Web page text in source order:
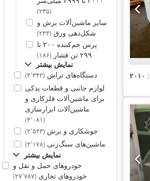
(۲۳۵)
سایر ماشین‌آلات برش و
شکل‌دهی ورق(۲۳۳)
پرس خم‌کننده ۲۰۰ تا
۲۹۹ تن فشار
(۱۸۶)
نمایش بیشتر
دستگاه‌های تراش(۴٬۳۴۲)
لوازم جانبی و قطعات یدکی
برای ماشین‌آلات فلزکاری و
ماشین‌آلات ابزارسازی
(۴٬۰۸۱)
جوشکاری و برش(۲٬۵۴۳)
ماشین‌های سنگ‌زنی(۲٬۱۷۸)
نمایش بیشتر
خودروهای حمل و نقل و
خودروهای تجاری(۲۷٬۷۸۷)
۲۰۱۰